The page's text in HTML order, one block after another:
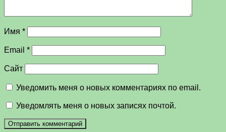
Имя *
Email *
Сайт
Уведомить меня о новых комментариях по email.
Уведомлять меня о новых записях почтой.